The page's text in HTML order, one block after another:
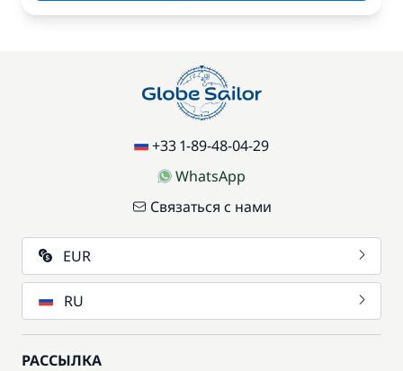
+33 1-89-48-04-29
WhatsApp
Связаться с нами
EUR
RU
РАССЫЛКА